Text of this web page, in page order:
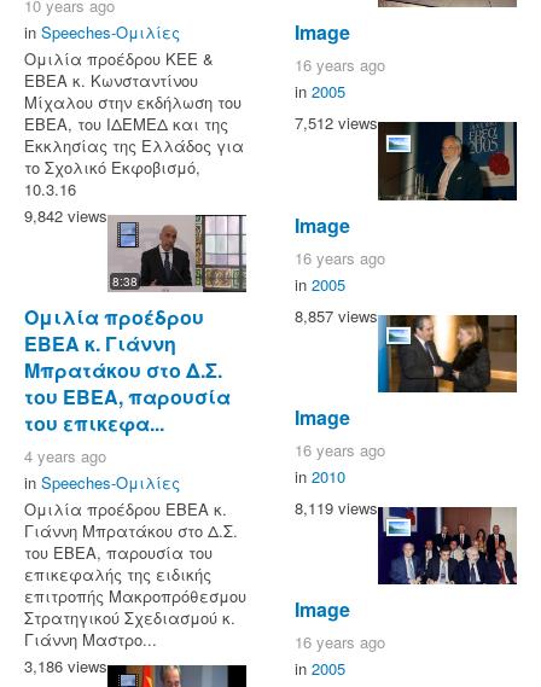
10 years ago
in Speeches-Ομιλίες
Ομιλία προέδρου ΚΕΕ &
ΕΒΕΑ κ. Κωνσταντίνου
Μίχαλου στην εκδήλωση του
ΕΒΕΑ, του ΙΔΕΜΕΔ και της
Εκκλησίας της Ελλάδος για
το Σχολικό Εκφοβισμό,
10.3.16
9,842 views
8:38
Ομιλία προέδρου
ΕΒΕΑ κ. Γιάννη
Μπρατάκου στο Δ.Σ.
του ΕΒΕΑ, παρουσία
του επικεφα...
4 years ago
in Speeches-Ομιλίες
Ομιλία προέδρου ΕΒΕΑ κ.
Γιάννη Μπρατάκου στο Δ.Σ.
του ΕΒΕΑ, παρουσία του
επικεφαλής της ειδικής
επιτροπής Μακροπρόθεσμου
Στρατηγικού Σχεδιασμού κ.
Γιάννη Μαστρο...
3,186 views
Image
16 years ago
in 2005
7,512 views
Image
16 years ago
in 2005
8,857 views
Image
16 years ago
in 2010
8,119 views
Image
16 years ago
in 2005